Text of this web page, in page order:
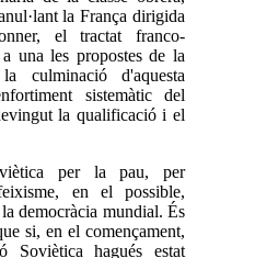
la França dirigida
el tractat franco-
una les propostes de la
culminació d'aquesta
sistemàtic del
la qualificació i el
per la pau, per
en el possible,
democràcia mundial. És
si, en el començament,
hagués estat